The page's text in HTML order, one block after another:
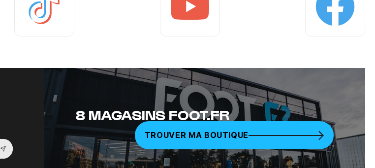
Souscrire à la newsletter
8 MAGASINS FOOT.FR
TROUVER MA BOUTIQUE